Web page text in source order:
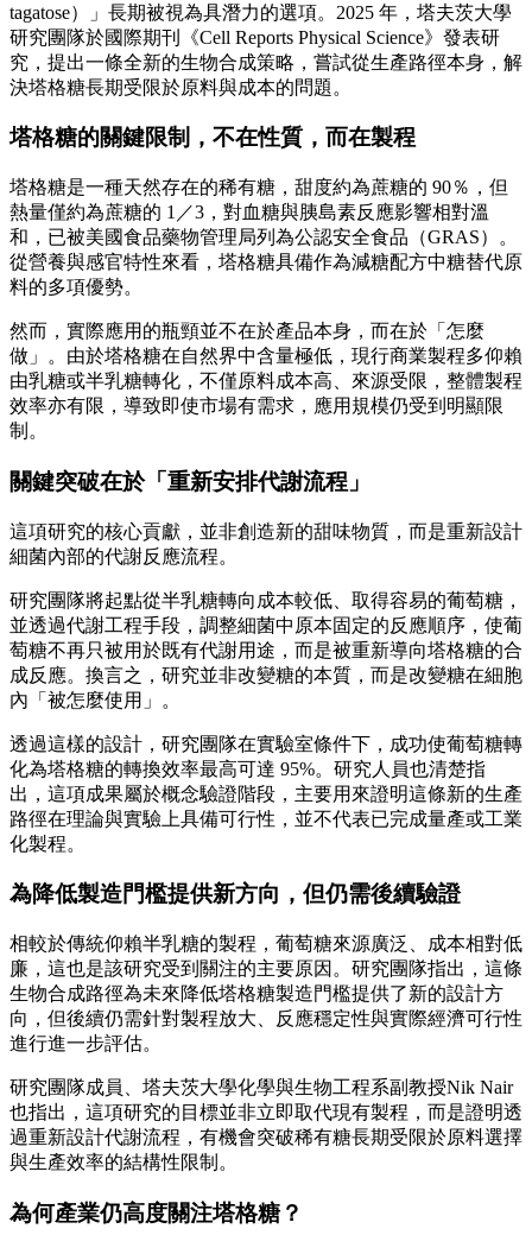
tagatose）」長期被視為具潛力的選項。2025 年，塔夫茨大學
研究團隊於國際期刊《Cell Reports Physical Science》發表研
究，提出一條全新的生物合成策略，嘗試從生產路徑本身，解
決塔格糖長期受限於原料與成本的問題。
塔格糖的關鍵限制，不在性質，而在製程
塔格糖是一種天然存在的稀有糖，甜度約為蔗糖的 90％，但
熱量僅約為蔗糖的 1／3，對血糖與胰島素反應影響相對溫
和，已被美國食品藥物管理局列為公認安全食品（GRAS）。
從營養與感官特性來看，塔格糖具備作為減糖配方中糖替代原
料的多項優勢。
然而，實際應用的瓶頸並不在於產品本身，而在於「怎麼
做」。由於塔格糖在自然界中含量極低，現行商業製程多仰賴
由乳糖或半乳糖轉化，不僅原料成本高、來源受限，整體製程
效率亦有限，導致即使市場有需求，應用規模仍受到明顯限
制。
關鍵突破在於「重新安排代謝流程」
這項研究的核心貢獻，並非創造新的甜味物質，而是重新設計
細菌內部的代謝反應流程。
研究團隊將起點從半乳糖轉向成本較低、取得容易的葡萄糖，
並透過代謝工程手段，調整細菌中原本固定的反應順序，使葡
萄糖不再只被用於既有代謝用途，而是被重新導向塔格糖的合
成反應。換言之，研究並非改變糖的本質，而是改變糖在細胞
內「被怎麼使用」。
透過這樣的設計，研究團隊在實驗室條件下，成功使葡萄糖轉
化為塔格糖的轉換效率最高可達 95%。研究人員也清楚指
出，這項成果屬於概念驗證階段，主要用來證明這條新的生產
路徑在理論與實驗上具備可行性，並不代表已完成量產或工業
化製程。
為降低製造門檻提供新方向，但仍需後續驗證
相較於傳統仰賴半乳糖的製程，葡萄糖來源廣泛、成本相對低
廉，這也是該研究受到關注的主要原因。研究團隊指出，這條
生物合成路徑為未來降低塔格糖製造門檻提供了新的設計方
向，但後續仍需針對製程放大、反應穩定性與實際經濟可行性
進行進一步評估。
研究團隊成員、塔夫茨大學化學與生物工程系副教授Nik Nair
也指出，這項研究的目標並非立即取代現有製程，而是證明透
過重新設計代謝流程，有機會突破稀有糖長期受限於原料選擇
與生產效率的結構性限制。
為何產業仍高度關注塔格糖？